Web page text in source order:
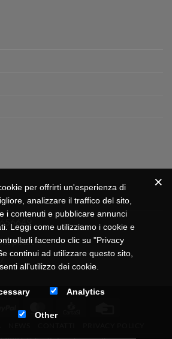
per offrirti un'esperienza di
analizzare il traffico del sito,
i contenuti e pubblicare annunci
Leggi come utilizziamo i cookie e
facendo clic su "Privacy
continui ad utilizzare questo sito,
all'utilizzo dei cookie.
Analytics
Other